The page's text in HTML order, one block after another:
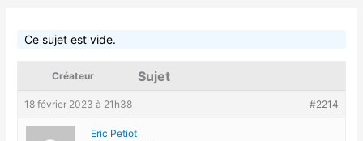
Ce sujet est vide.
Créateur Sujet
18 février 2023 à 21h38 #2214
Eric Petiot